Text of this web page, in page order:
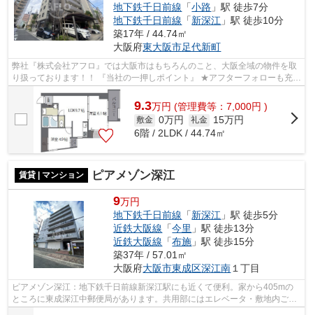
地下鉄千日前線 「小路 」駅 徒歩7分
地下鉄千日前線 「新深江 」駅 徒歩10分
築17年 / 44.74㎡
大阪府東大阪市足代新町
弊社『株式会社アフロ』では大阪市はもちろんのこと、大阪全域の物件を取
り扱っております！！ 『当社の一押しポイント』 ★アフターフォローも充実
★ ----------------------- 当店で...
9.3万円 (管理費等：7,000円 )
敷金 0万円 礼金
15万円
6階 / 2LDK / 44.74㎡
賃貸 | マンション ピアメゾン深江
9万円
地下鉄千日前線 「新深江 」駅 徒歩5分
近鉄大阪線 「今里 」駅 徒歩13分
近鉄大阪線 「布施 」駅 徒歩15分
築37年 / 57.01㎡
大阪府大阪市東成区深江南１丁目
ピアメゾン深江：地下鉄千日前線新深江駅にも近くて便利。家から405mの
ところに東成深江中郵便局があります。共用部にはエレベータ・敷地内ごみ